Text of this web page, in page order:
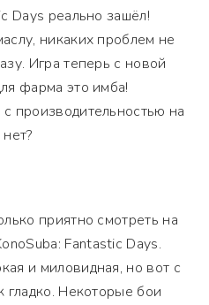
Days реально зашёл!
никаких проблем не
Игра теперь с новой
фарма это имба!
производительностью на
приятно смотреть на
Fantastic Days.
и миловидная, но вот с
гладко. Некоторые бои